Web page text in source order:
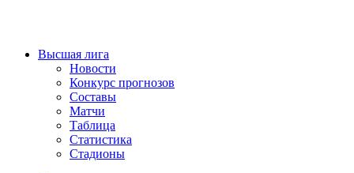
Высшая лига
Новости
Конкурс прогнозов
Составы
Матчи
Таблица
Статистика
Стадионы